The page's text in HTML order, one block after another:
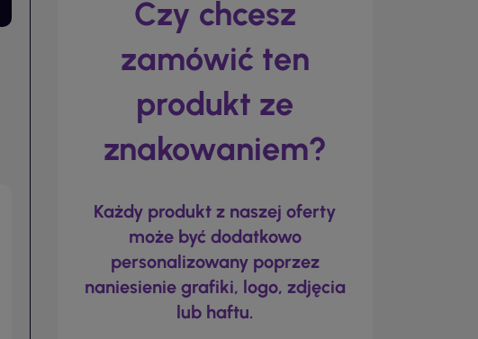
Czy chcesz
zamówić ten
produkt ze
znakowaniem?
Każdy produkt z naszej oferty
może być dodatkowo
personalizowany poprzez
naniesienie grafiki, logo, zdjęcia
lub haftu.